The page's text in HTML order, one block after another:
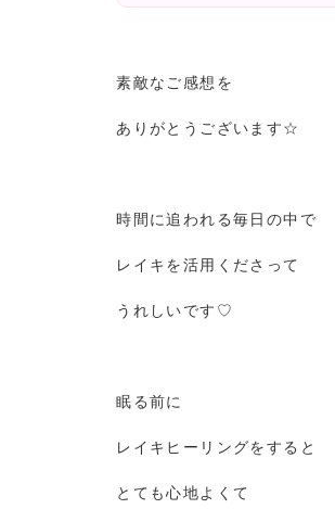
素敵なご感想を
ありがとうございます☆
時間に追われる毎日の中で
レイキを活用くださって
うれしいです♡
眠る前に
レイキヒーリングをすると
とても心地よくて